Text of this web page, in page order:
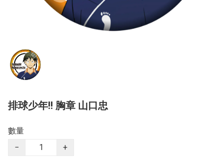
排球少年!! 胸章 山口忠
數量
−
+